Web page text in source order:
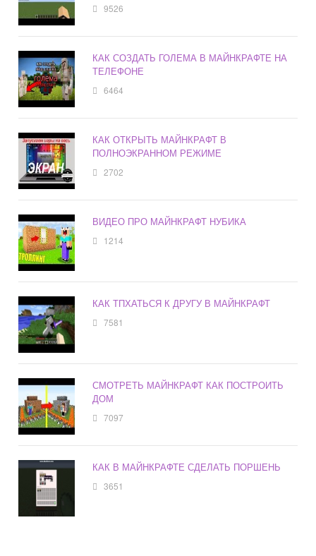
9526
КАК СОЗДАТЬ ГОЛЕМА В МАЙНКРАФТЕ НА
ТЕЛЕФОНЕ
6464
КАК ОТКРЫТЬ МАЙНКРАФТ В
ПОЛНОЭКРАННОМ РЕЖИМЕ
2702
ВИДЕО ПРО МАЙНКРАФТ НУБИКА
1214
КАК ТПХАТЬСЯ К ДРУГУ В МАЙНКРАФТ
7581
СМОТРЕТЬ МАЙНКРАФТ КАК ПОСТРОИТЬ
ДОМ
7097
КАК В МАЙНКРАФТЕ СДЕЛАТЬ ПОРШЕНЬ
3651